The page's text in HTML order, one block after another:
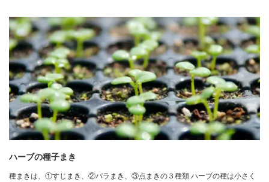
ハーブの種子まき
種まきは、①すじまき、②バラまき、③点まきの３種類 ハーブの種は小さく